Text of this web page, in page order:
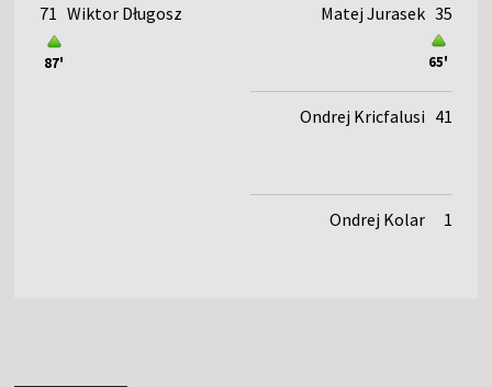
71 Wiktor Długosz
87' 65'
Matej Jurasek 35
Ondrej Kricfalusi 41
Ondrej Kolar 1